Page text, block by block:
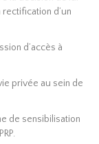
d’un
d’accès à
privée au sein de
de sensibilisation